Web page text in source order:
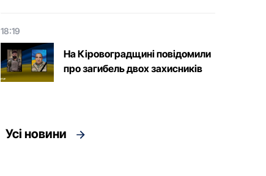
18:19
На Кіровоградщині повідомили
про загибель двох захисників
Усі новини